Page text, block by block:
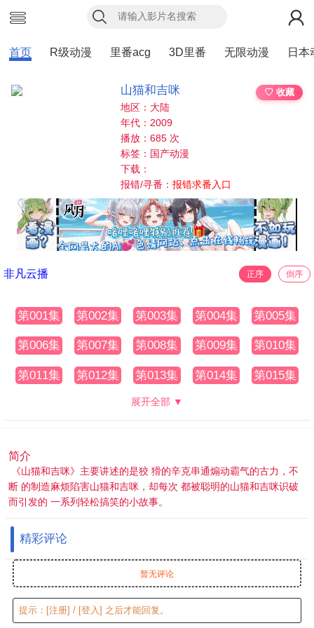
首页 R级动漫 里番acg 3D里番 无限动漫 日本
山猫和吉咪
♡ 收藏
地区：大陆
年代：2009
播放：685 次
标签：国产动漫
下载：
报错/寻番：报错求番入口
非凡云播 正序 倒序
第001集 第002集 第003集 第004集 第005集
第006集 第007集 第008集 第009集 第010集
第011集 第012集 第013集 第014集 第015集
展开全部 ▼
简介
《山猫和吉咪》主要讲述的是狡 猾的辛克串通煽动霸气的古力，不
断 的制造麻烦陷害山猫和吉咪，却每次 都被聪明的山猫和吉咪识破
而引发的 一系列轻松搞笑的小故事。
精彩评论
暂无评论
提示： [注册] / [登入] 之后才能回复。